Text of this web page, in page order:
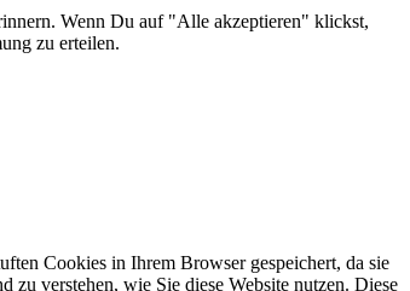
Wenn Du auf "Alle akzeptieren" klickst,
zu erteilen.
Cookies in Ihrem Browser gespeichert, da sie
verstehen, wie Sie diese Website nutzen. Diese